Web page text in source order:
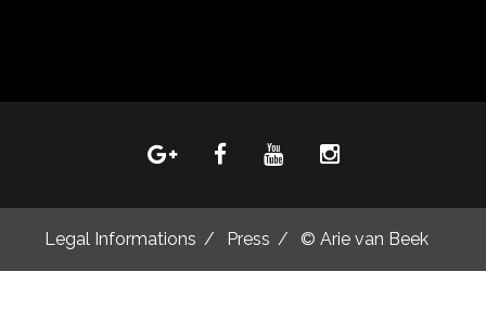
Legal Informations Press © Arie van Beek